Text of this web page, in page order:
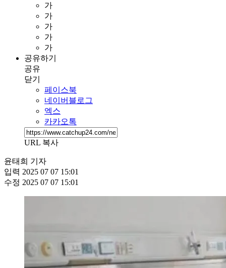
가
가
가
가
가
공유하기
공유
닫기
페이스북
네이버블로그
엑스
카카오톡
URL 복사
윤태희 기자
입력 2025 07 07 15:01
수정 2025 07 07 15:01